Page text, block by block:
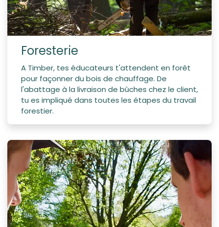
Foresterie
A Timber, tes éducateurs t'attendent en forêt
pour façonner du bois de chauffage. De
l'abattage à la livraison de bûches chez le client,
tu es impliqué dans toutes les étapes du travail
forestier.